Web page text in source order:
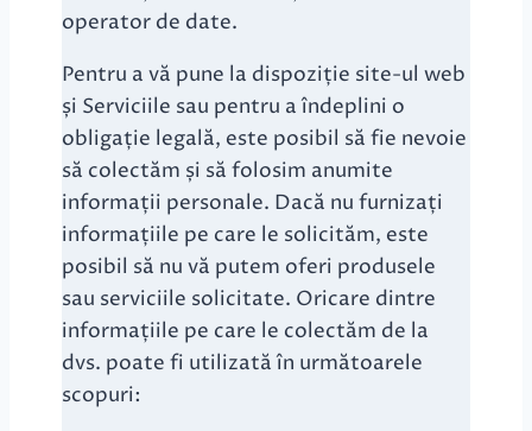
operator de date.
Pentru a vă pune la dispoziție site-ul web
și Serviciile sau pentru a îndeplini o
obligație legală, este posibil să fie nevoie
să colectăm și să folosim anumite
informații personale. Dacă nu furnizați
informațiile pe care le solicităm, este
posibil să nu vă putem oferi produsele
sau serviciile solicitate. Oricare dintre
informațiile pe care le colectăm de la
dvs. poate fi utilizată în următoarele
scopuri: